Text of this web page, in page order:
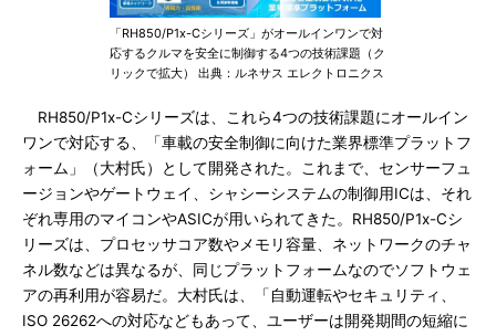
「RH850/P1x-Cシリーズ」がオールインワンで対
応するクルマを安全に制御する4つの技術課題（ク
リックで拡大） 出典：ルネサス エレクトロニクス
RH850/P1x-Cシリーズは、これら4つの技術課題にオールイン
ワンで対応する、「車載の安全制御に向けた業界標準プラットフ
ォーム」（大村氏）として開発された。これまで、センサーフュ
ージョンやゲートウェイ、シャシーシステムの制御用ICは、それ
ぞれ専用のマイコンやASICが用いられてきた。RH850/P1x-Cシ
リーズは、プロセッサコア数やメモリ容量、ネットワークのチャ
ネル数などは異なるが、同じプラットフォームなのでソフトウェ
アの再利用が容易だ。大村氏は、「自動運転やセキュリティ、
ISO 26262への対応などもあって、ユーザーは開発期間の短縮に